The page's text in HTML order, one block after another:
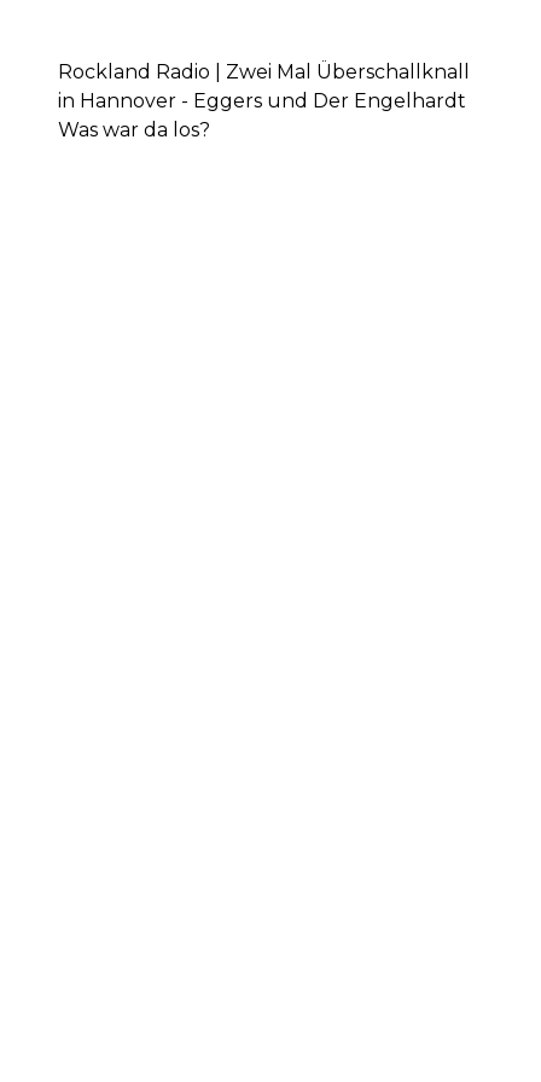
Rockland Radio | Zwei Mal Überschallknall
in Hannover - Eggers und Der Engelhardt
Was war da los?